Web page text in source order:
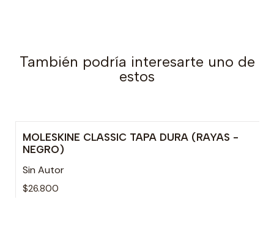
También podría interesarte uno de
estos
MOLESKINE CLASSIC TAPA DURA (RAYAS -
NEGRO)
Sin Autor
$26.800